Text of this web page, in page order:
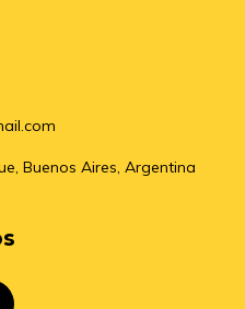
Buenos Aires, Argentina